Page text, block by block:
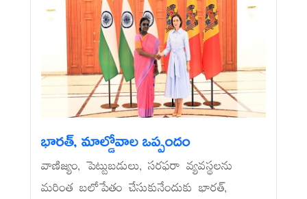
భారత్, మాల్డోవాల ఒప్పందం
వాణిజ్యం, పెట్టుబడులు, సరఫరా వ్యవస్థలను
మరింత బలోపేతం చేసుకునేందుకు భారత్,